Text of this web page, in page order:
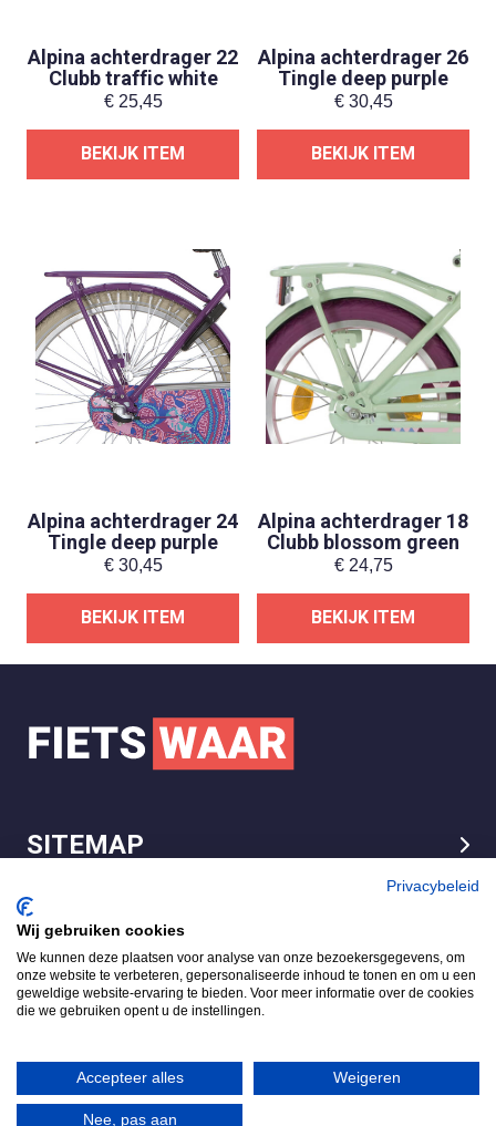
Alpina achterdrager 22
Clubb traffic white
€25,45
BEKIJK ITEM
Alpina achterdrager 26
Tingle deep purple
€30,45
BEKIJK ITEM
Alpina achterdrager 24
Tingle deep purple
€30,45
BEKIJK ITEM
Alpina achterdrager 18
Clubb blossom green
€24,75
BEKIJK ITEM
SITEMAP
LEGAL
FietsWaar.nl
4.7
Gebaseerd op 540 reviews
Review ons op
Privacybeleid
Wij gebruiken cookies
We kunnen deze plaatsen voor analyse van onze bezoekersgegevens, om
onze website te verbeteren, gepersonaliseerde inhoud te tonen en om u een
geweldige website-ervaring te bieden. Voor meer informatie over de cookies
die we gebruiken opent u de instellingen.
Accepteer alles Weigeren
Nee, pas aan